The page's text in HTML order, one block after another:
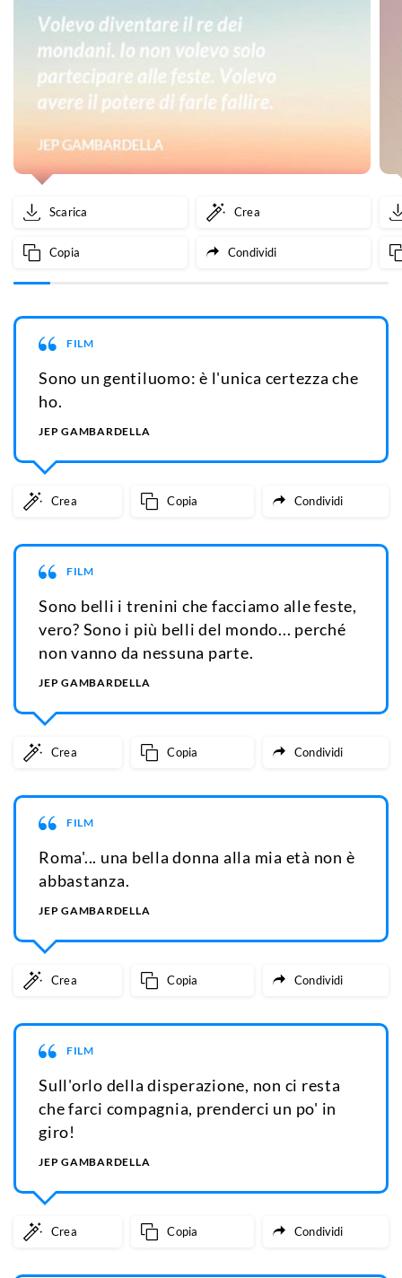
Scarica Crea
Copia Condividi
FILM
Sono un gentiluomo: è l'unica certezza che
ho.
JEP GAMBARDELLA
Crea Copia Condividi
FILM
Sono belli i trenini che facciamo alle feste,
vero? Sono i più belli del mondo... perché
non vanno da nessuna parte.
JEP GAMBARDELLA
Crea Copia Condividi
FILM
Roma'... una bella donna alla mia età non è
abbastanza.
JEP GAMBARDELLA
Crea Copia Condividi
FILM
Sull'orlo della disperazione, non ci resta
che farci compagnia, prenderci un po' in
giro!
JEP GAMBARDELLA
Crea Copia Condividi